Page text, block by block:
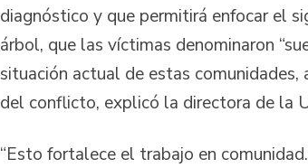
diagnóstico y que permitirá enfocar el
árbol, que las víctimas denominaron
situación actual de estas
del conflicto, explicó la directora de la
“Esto fortalece el trabajo en